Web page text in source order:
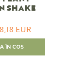
SHAKE
EUR
ÎN COS